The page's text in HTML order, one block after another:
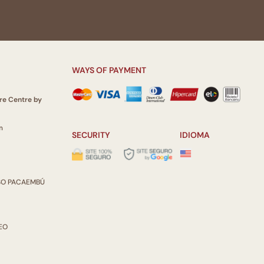
Centre by
PACAEMBÚ
WAYS OF PAYMENT
SECURITY IDIOMA